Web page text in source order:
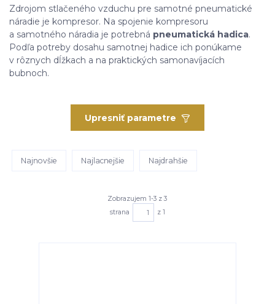
Zdrojom stlačeného vzduchu pre samotné pneumatické
náradie je kompresor. Na spojenie kompresoru
a samotného náradia je potrebná pneumatická hadica.
Podľa potreby dosahu samotnej hadice ich ponúkame
v rôznych dĺžkach a na praktických samonavíjacích
bubnoch.
Upresniť parametre
Najnovšie Najlacnejšie Najdrahšie
Zobrazujem 1-3 z 3
strana
z 1